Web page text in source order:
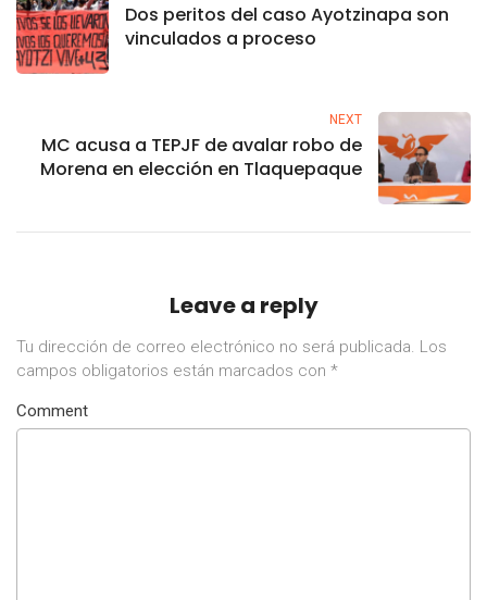
Dos peritos del caso Ayotzinapa son
vinculados a proceso
NEXT
MC acusa a TEPJF de avalar robo de
Morena en elección en Tlaquepaque
Leave a reply
Tu dirección de correo electrónico no será publicada. Los
campos obligatorios están marcados con *
Comment